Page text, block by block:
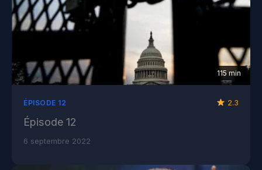
115 min
ÉPISODE 12 2.3
Épisode 12
6 septembre 2022